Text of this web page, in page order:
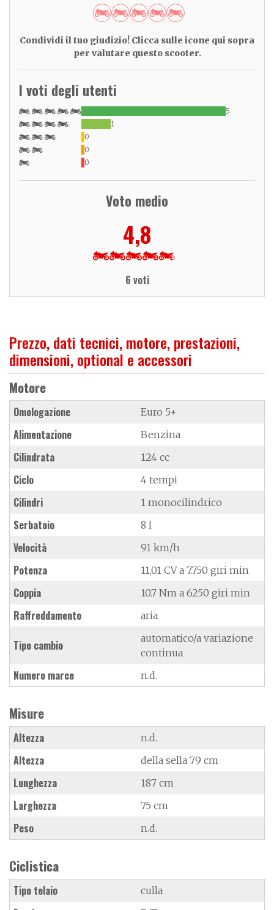
Condividi il tuo giudizio! Clicca sulle icone qui sopra
per valutare questo scooter.
I voti degli utenti
5
1
0
0
0
Voto medio
4,8
6 voti
Prezzo, dati tecnici, motore, prestazioni,
dimensioni, optional e accessori
Motore
Omologazione Euro 5+
Alimentazione Benzina
Cilindrata 124 cc
Ciclo 4 tempi
Cilindri 1 monocilindrico
Serbatoio 8 l
Velocità 91 km/h
Potenza 11,01 CV a 7.750 giri min
Coppia 10.7 Nm a 6250 giri min
Raffreddamento aria
Tipo cambio
automatico/a variazione
continua
Numero marce n.d.
Misure
Altezza n.d.
Altezza della sella 79 cm
Lunghezza 187 cm
Larghezza 75 cm
Peso n.d.
Ciclistica
Tipo telaio culla